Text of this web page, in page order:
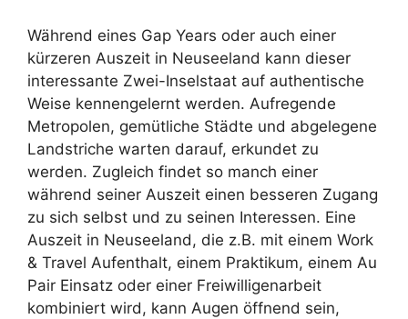
Während eines Gap Years oder auch einer
kürzeren Auszeit in Neuseeland kann dieser
interessante Zwei-Inselstaat auf authentische
Weise kennengelernt werden. Aufregende
Metropolen, gemütliche Städte und abgelegene
Landstriche warten darauf, erkundet zu
werden. Zugleich findet so manch einer
während seiner Auszeit einen besseren Zugang
zu sich selbst und zu seinen Interessen. Eine
Auszeit in Neuseeland, die z.B. mit einem Work
& Travel Aufenthalt, einem Praktikum, einem Au
Pair Einsatz oder einer Freiwilligenarbeit
kombiniert wird, kann Augen öffnend sein,